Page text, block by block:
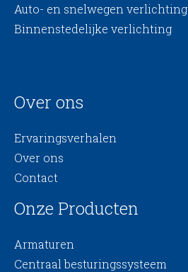
Auto- en snelwegen verlichting
Binnenstedelijke verlichting
Over ons
Ervaringsverhalen
Over ons
Contact
Onze Producten
Armaturen
Centraal besturingssysteem